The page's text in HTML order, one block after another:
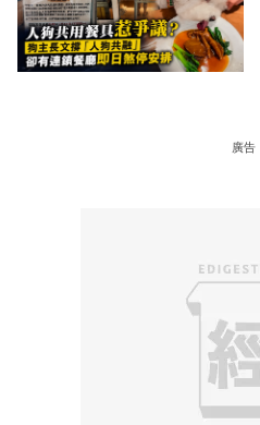
廣告